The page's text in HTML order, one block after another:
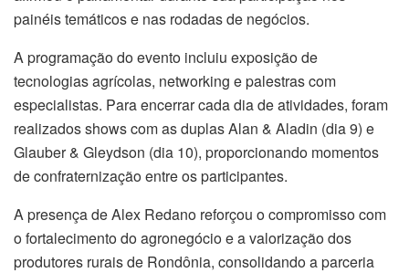
painéis temáticos e nas rodadas de negócios.
A programação do evento incluiu exposição de
tecnologias agrícolas, networking e palestras com
especialistas. Para encerrar cada dia de atividades, foram
realizados shows com as duplas Alan & Aladin (dia 9) e
Glauber & Gleydson (dia 10), proporcionando momentos
de confraternização entre os participantes.
A presença de Alex Redano reforçou o compromisso com
o fortalecimento do agronegócio e a valorização dos
produtores rurais de Rondônia, consolidando a parceria